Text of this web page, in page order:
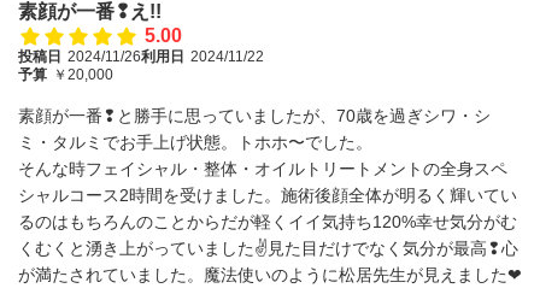
素顔が一番❢え!!
5.00
投稿日 2024/11/26利用日 2024/11/22
予算 ￥20,000
素顔が一番❢と勝手に思っていましたが、70歳を過ぎシワ・シ
ミ・タルミでお手上げ状態。トホホ〜でした。
そんな時フェイシャル・整体・オイルトリートメントの全身スペ
シャルコース2時間を受けました。施術後顔全体が明るく輝いてい
るのはもちろんのことからだが軽くイイ気持ち120%幸せ気分がむ
くむくと湧き上がっていました✌見た目だけでなく気分が最高❢心
が満たされていました。魔法使いのように松居先生が見えました❤